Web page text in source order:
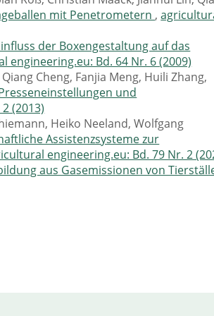
mit Penetrometern ,
der Boxengestaltung auf das
engineering.eu: Bd. 64 Nr. 6 (2009)
Cheng, Fanjia Meng, Huili Zhang,
und
(2013)
Heiko Neeland, Wolfgang
Assistenzsysteme zur
engineering.eu: Bd. 79 Nr. 2
aus Gasemissionen von